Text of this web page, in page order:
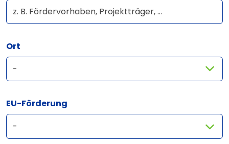
Ort
EU-Förderung